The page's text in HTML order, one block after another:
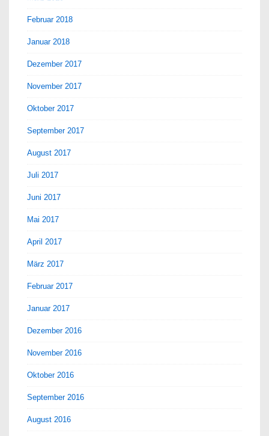
Februar 2018
Januar 2018
Dezember 2017
November 2017
Oktober 2017
September 2017
August 2017
Juli 2017
Juni 2017
Mai 2017
April 2017
März 2017
Februar 2017
Januar 2017
Dezember 2016
November 2016
Oktober 2016
September 2016
August 2016